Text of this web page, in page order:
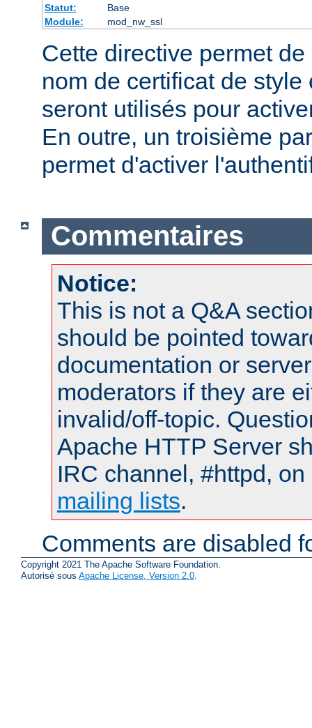
Statut:
Base
Module:
mod_nw_ssl
Cette directive permet
nom de certificat de style
seront utilisés pour
En outre, un troisième
permet d'activer
Commentaires
Notice:
This is not a Q&A
should be pointed
documentation or
moderators if they are
invalid/off-topic.
Apache HTTP Server
IRC channel, #httpd,
mailing lists.
Comments are disabled
Copyright 2021 The Apache Software Foundation.
Autorisé sous Apache License, Version 2.0.